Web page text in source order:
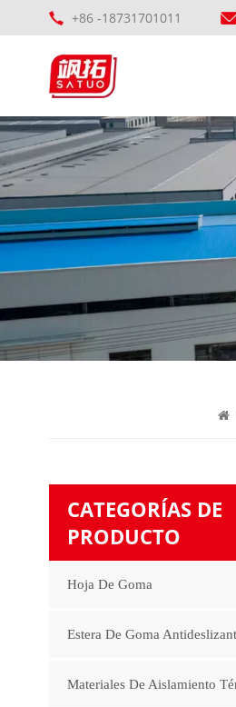
+86 -18731701011
CATEGORÍAS DE
PRODUCTO
Hoja De Goma
Estera De Goma
Materiales De Aislamiento